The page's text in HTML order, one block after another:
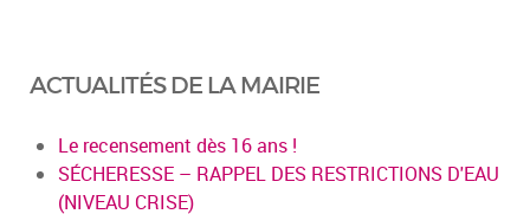
ACTUALITÉS DE LA MAIRIE
Le recensement dès 16 ans !
SÉCHERESSE – RAPPEL DES RESTRICTIONS D'EAU
(NIVEAU CRISE)